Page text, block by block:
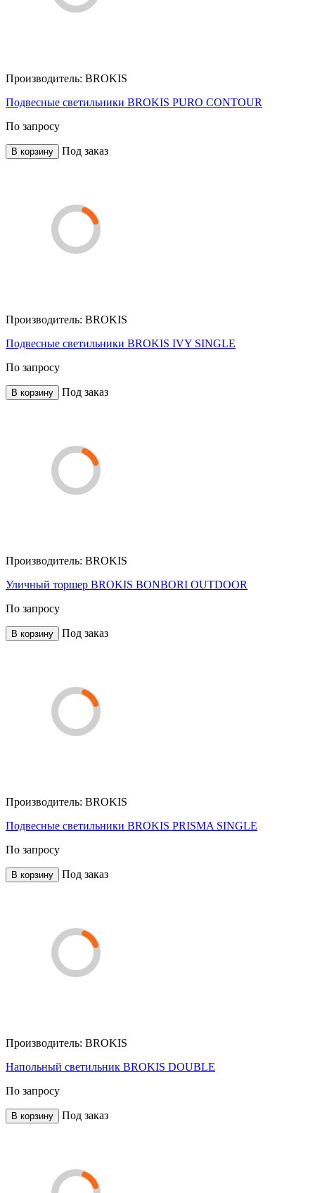
Производитель: BROKIS
Подвесные светильники BROKIS PURO CONTOUR
По запросу
В корзину Под заказ
Производитель: BROKIS
Подвесные светильники BROKIS IVY SINGLE
По запросу
В корзину Под заказ
Производитель: BROKIS
Уличный торшер BROKIS BONBORI OUTDOOR
По запросу
В корзину Под заказ
Производитель: BROKIS
Подвесные светильники BROKIS PRISMA SINGLE
По запросу
В корзину Под заказ
Производитель: BROKIS
Напольный светильник BROKIS DOUBLE
По запросу
В корзину Под заказ